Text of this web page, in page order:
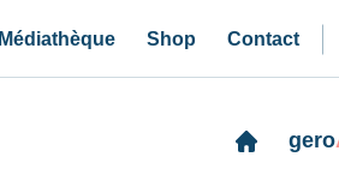
Médiathèque Shop Contact
gero